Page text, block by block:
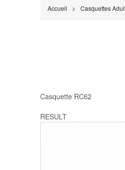
Accueil Casquettes
Casquette RC62
RESULT